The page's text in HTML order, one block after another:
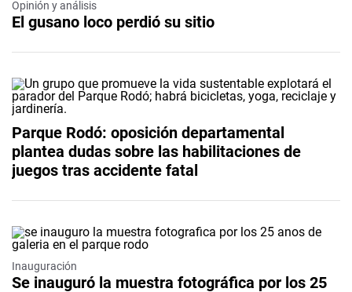
Opinión y análisis
El gusano loco perdió su sitio
Parque Rodó: oposición departamental
plantea dudas sobre las habilitaciones de
juegos tras accidente fatal
Inauguración
Se inauguró la muestra fotográfica por los 25